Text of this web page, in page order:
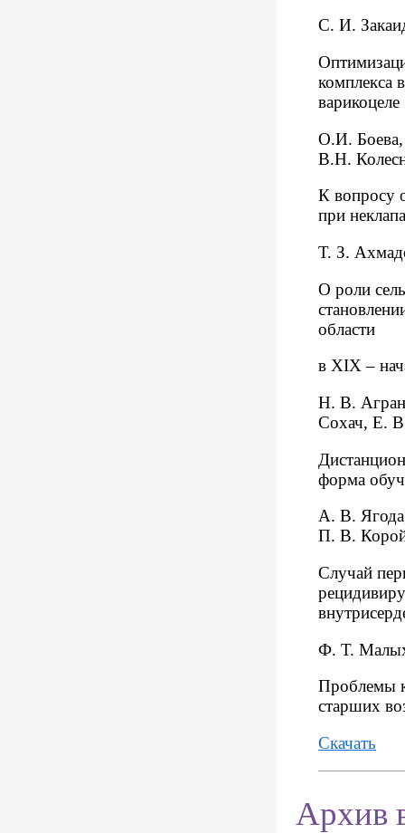
С. И.
комплекса
варикоцеле
О.И.
В.Н.
К вопросу
при
Т. З.
О роли
области
в ХIХ –
Н. В.
Сохач, Е.
форма
А. В.
П. В.
Случай
Ф. Т.
Проблемы
старших
Скачать
Архив